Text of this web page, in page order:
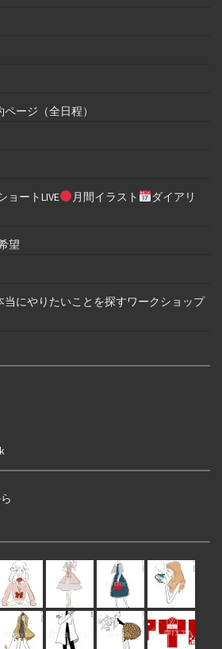
ージ（全日程）
ョートLIVE 月間イラスト
ダイアリ
望
にやりたいことを探すワークショップ